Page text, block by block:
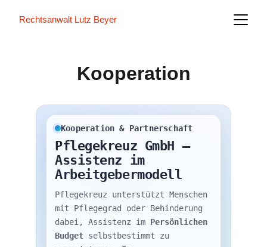
Rechtsanwalt Lutz Beyer
Kooperation